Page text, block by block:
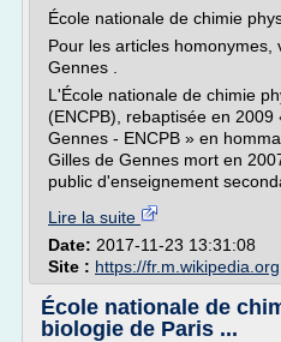
École nationale de chimie
Pour les articles homonymes,
Gennes .
L'École nationale de chimie
(ENCPB), rebaptisée en 2009
Gennes - ENCPB » en
Gilles de Gennes mort en
public d'enseignement
Lire la suite
Date: 2017-11-23 13:31:08
Site : https://fr.m.wikipedia.org
École nationale de
biologie de Paris ...